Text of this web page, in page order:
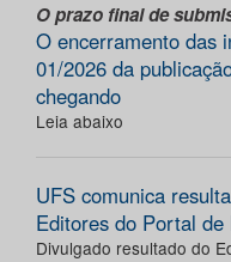
O prazo final de
O encerramento das
01/2026 da
chegando
Leia abaixo
UFS comunica
Editores do Portal
Divulgado resultado do